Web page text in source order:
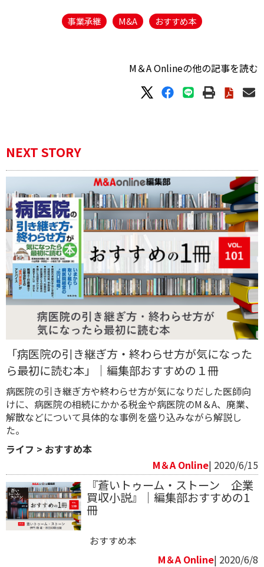
事業承継 M&A おすすめ本
M＆A Onlineの他の記事を読む
NEXT STORY
「病医院の引き継ぎ方・終わらせ方が気になった
ら最初に読む本」｜編集部おすすめの１冊
病医院の引き継ぎ方や終わらせ方が気になりだした医師向
けに、病医院の相続にかかる税金や病医院のM＆A、廃業、
解散などについて具体的な事例を盛り込みながら解説し
た。
ライフ > おすすめ本
M＆A Online| 2020/6/15
『蒼いトゥーム・ストーン 企業
買収小説』｜編集部おすすめの1
冊
おすすめ本
M＆A Online| 2020/6/8